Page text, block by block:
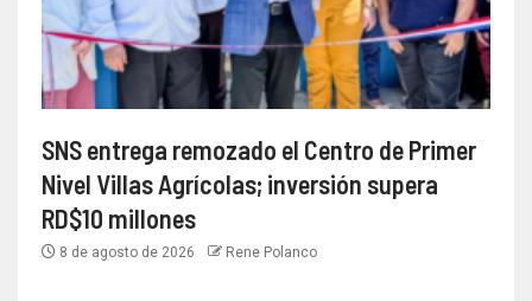
SNS entrega remozado el Centro de Primer
Nivel Villas Agrícolas; inversión supera
RD$10 millones
8 de agosto de 2026 Rene Polanco